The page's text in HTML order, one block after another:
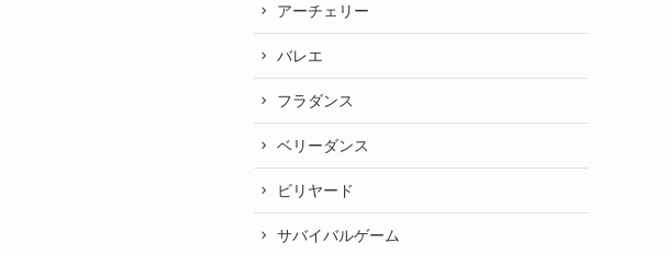
アーチェリー
バレエ
フラダンス
ベリーダンス
ビリヤード
サバイバルゲーム